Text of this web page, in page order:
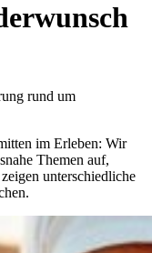
rund um
im Erleben: Wir
Themen auf,
unterschiedliche